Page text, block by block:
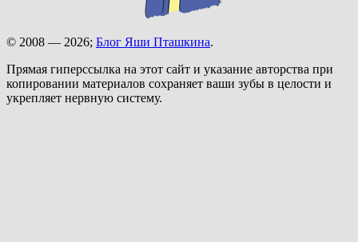
© 2008 — 2026; Блог Яши Пташкина.
Прямая гиперссылка на этот сайт и указание авторства при
копировании материалов сохраняет ваши зубы в целости и
укрепляет нервную систему.